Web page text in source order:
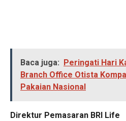
Baca juga:
Peringati Hari
Branch Office Otista
Pakaian Nasional
Direktur Pemasaran BRI Life